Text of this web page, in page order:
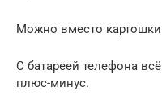
Можно вместо картошки
С батареей телефона
плюс-минус.